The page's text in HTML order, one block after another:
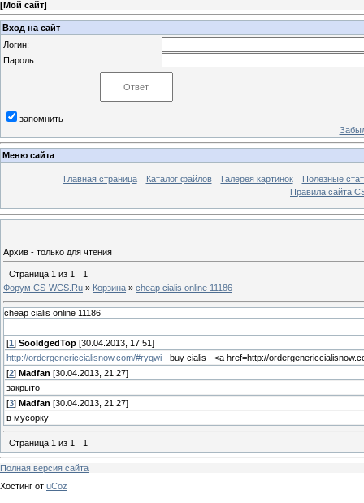
[Мой сайт]
Вход на сайт
Логин:
Пароль:
запомнить
Меню сайта
Главная страница Каталог файлов Галерея картинок
Полезные
Правила сайта
Архив - только для чтения
Страница 1 из 1
1
Форум CS-WCS.Ru » Корзина » cheap cialis online 11186
cheap cialis online 11186
[1 ] SooldgedTop [30.04.2013, 17:51]
http://ordergenericcialisnow.com/#ryqwi - buy cialis - <a href=http://
[2] Madfan [30.04.2013, 21:27]
закрыто
[3] Madfan [30.04.2013, 21:27]
в мусорку
Страница 1 из 1 1
Полная версия сайта
Хостинг от uCoz